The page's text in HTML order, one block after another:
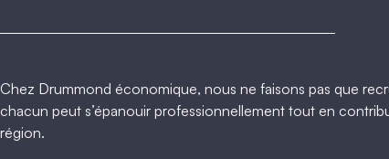
Chez Drummond économique, nous ne faisons pas que
chacun peut s’épanouir professionnellement tout en
région.